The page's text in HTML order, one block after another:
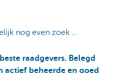
nog even zoek …
raadgevers. Belegd
actief beheerde en goed